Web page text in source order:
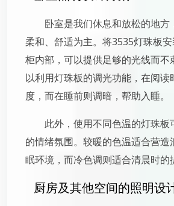
卧室是我们休息和放松的地方
柔和、舒适为主。将3535灯珠板
柜内部，可以提供足够的光线而不
以利用灯珠板的调光功能，在阅读
度，而在睡前则调暗，帮助入睡。
此外，使用不同色温的灯珠板
的情绪氛围。较暖的色温适合营造
眠环境，而冷色调则适合清晨时的
厨房及其他空间的照明设